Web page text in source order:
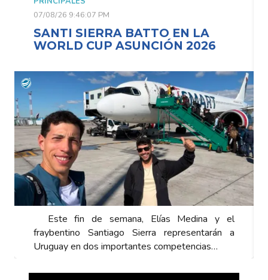
07/08/26 9:46:07 PM
SANTI SIERRA BATTO EN LA
WORLD CUP ASUNCIÓN 2026
Este fin de semana, Elías Medina y el
fraybentino Santiago Sierra representarán a
Uruguay en dos importantes competencias…